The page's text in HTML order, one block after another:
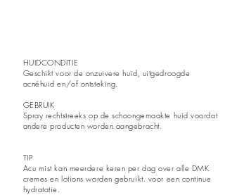
HUIDCONDITIE
Geschikt voor de onzuivere huid, uitgedroogde
acnéhuid en/of ontsteking.
GEBRUIK
Spray rechtstreeks op de schoongemaakte huid voordat
andere producten worden aangebracht.
TIP
Acu mist kan meerdere keren per dag over alle DMK
cremes en lotions worden gebruikt. voor een continue
hydratatie.